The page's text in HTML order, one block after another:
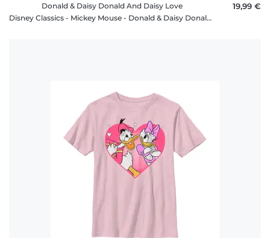
Donald & Daisy Donald And Daisy Love
Disney Classics - Mickey Mouse - Donald & Daisy Donald And Daisy Love - Femme T-shirt
19,99 €